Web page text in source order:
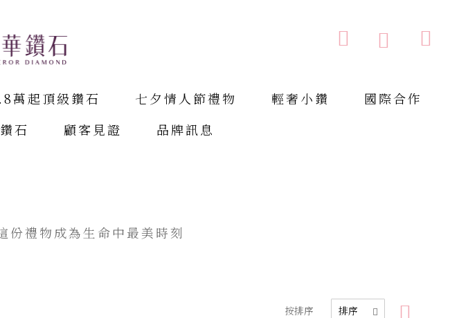
萬起頂級鑽石 七夕情人節禮物 輕奢小鑽
國際合作
石 顧客見證 品牌訊息
份禮物成為生命中最美時刻
按排序